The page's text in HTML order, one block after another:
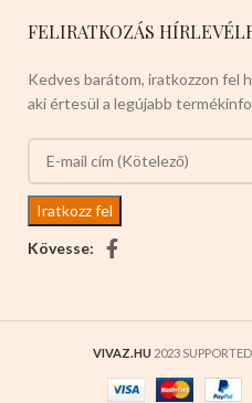
FELIRATKOZÁS
Kedves barátom, iratkozzon fel
aki értesül a legújabb
Kövesse:
VIVAZ.HU 2023